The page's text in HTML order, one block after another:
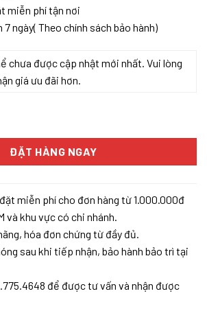
miễn phí tận nơi
ngày( Theo chính sách bảo hành)
chưa được cập nhật mới nhất. Vui lòng
giá ưu đãi hơn.
ĐẶT HÀNG NGAY
miễn phí cho đơn hàng từ 1.000.000đ
và khu vực có chi nhánh.
hóa đơn chứng từ đầy đủ.
sau khi tiếp nhận, bảo hành bảo trì tại
để được tư vấn và nhận được